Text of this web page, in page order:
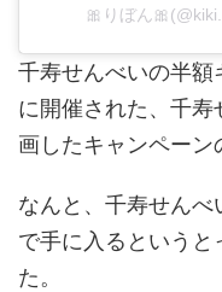
🎀りぼん
千寿せんべいの半
に開催された、千
画したキャンペーン
なんと、千寿せん
で手に入るというと
た。